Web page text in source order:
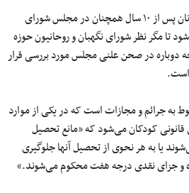
لایحه حمایت از کودکان و نوجوانان پس از ۱۰ سال همچنان در مجلس شورای
تا مگر نظر شورای نگهبان و روحانیون حوزه
دوباره در صحن علنی مجلس مورد بررسی قرار
است.
به جرائم و مجازات‌ است که در یکی از موارد
قانونی کودکان می‌شود که «مانع تحصیل
یا به هر نحوی از تحصیل آنها جلوگیری
و جزای نقدی درجه هفت محکوم می‌شوند.»